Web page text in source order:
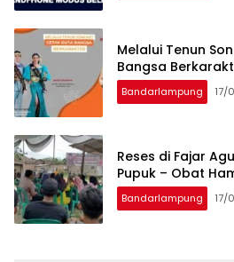
Melalui Tenun
Bangsa
Bandarlampung 17/
Reses di Fajar
Pupuk – Obat
Bandarlampung 17/